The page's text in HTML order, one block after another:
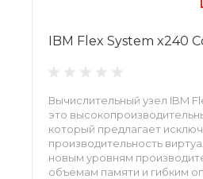
IBM Flex System x240
Вычислительный узел IBM
это
который предлагает
производительность
новым уровням
объемам памяти и гибким